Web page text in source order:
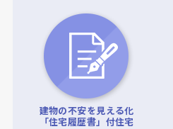
建物の不安を見える化
「住宅履歴書」付住宅